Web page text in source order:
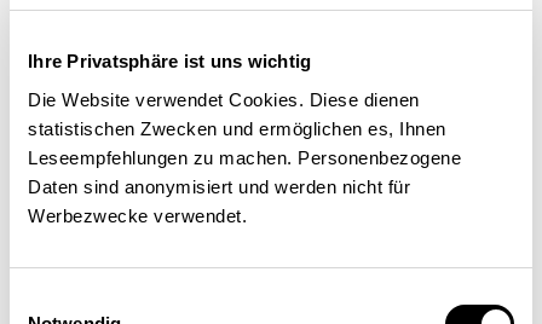
Ihre Privatsphäre ist uns wichtig
Die Website verwendet Cookies. Diese dienen
statistischen Zwecken und ermöglichen es, Ihnen
Leseempfehlungen zu machen. Personenbezogene
Daten sind anonymisiert und werden nicht für
Werbezwecke verwendet.
Zürcher a effectué sa maturité
et ses études d’économie en
cours d’emploi, jusqu’à
l’obtention d’un doctorat.
Ambitieux, c’est sûr. Pourtant,
beaucoup de chance.